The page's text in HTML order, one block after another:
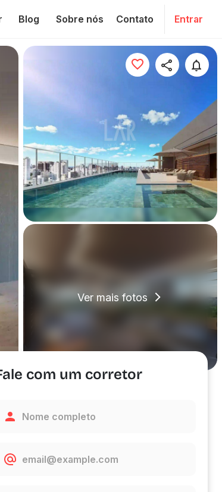
Blog Sobre nós Contato Entrar
Ver mais fotos
com um corretor